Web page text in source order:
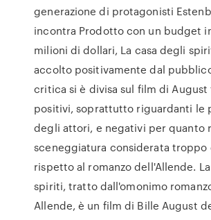
generazione di protagonisti
incontra Prodotto con un budget
milioni di dollari, La casa degli
accolto positivamente dal
critica si è divisa sul film di
positivi, soprattutto riguardanti le
degli attori, e negativi per quanto
sceneggiatura considerata troppo
rispetto al romanzo dell'Allende.
spiriti, tratto dall'omonimo
Allende, è un film di Bille August